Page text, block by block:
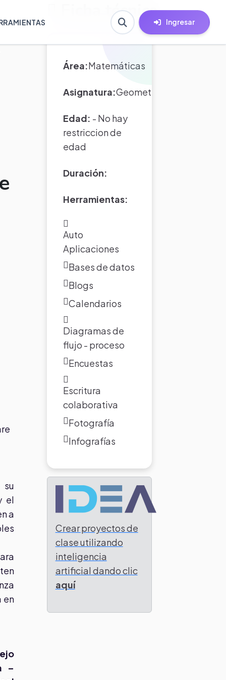
Ingresar
el
a
en
–
Ficha técnica
Área:Matemáticas
Asignatura:Geometría
Edad: - No hay
restriccion de
edad
Duración:
Herramientas:
Auto
Aplicaciones
Bases de datos
Blogs
Calendarios
Diagramas de
flujo - proceso
Encuestas
Escritura
colaborativa
Fotografía
Infografías
Crear proyectos de
clase utilizando
inteligencia
artificial dando clic
aquí